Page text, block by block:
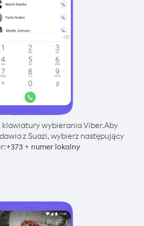
klawiatury wybierania Viber.Aby
z Suazi, wybierz następujący
+373+ numer lokalny